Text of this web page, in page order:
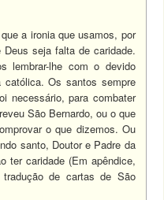
a ironia que usamos, por
seja falta de caridade.
lembrar-lhe com o devido
católica. Os santos sempre
necessário, para combater
São Bernardo, ou o que
o que dizemos. Ou
santo, Doutor e Padre da
ter caridade (Em apêndice,
de cartas de São